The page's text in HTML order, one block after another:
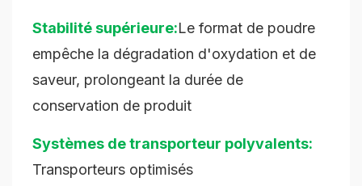
Stabilité supérieure:Le format de poudre
empêche la dégradation d'oxydation et de
saveur, prolongeant la durée de
conservation de produit
Systèmes de transporteur polyvalents:
Transporteurs optimisés